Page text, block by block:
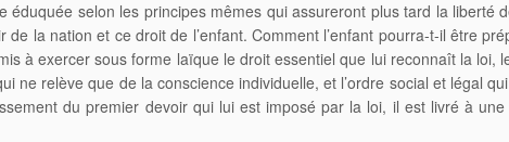
éduquée selon les principes mêmes qui assureront plus tard la liberté
la nation et ce droit de l’enfant. Comment l’enfant pourra-t-il être
à exercer sous forme laïque le droit essentiel que lui reconnaît la loi,
ne relève que de la conscience individuelle, et l’ordre social et légal
du premier devoir qui lui est imposé par la loi, il est livré à